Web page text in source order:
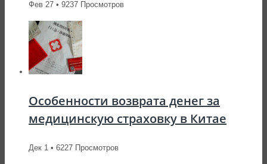
Фев 27 • 9237 Просмотров
Особенности возврата денег за
медицинскую страховку в Китае
Дек 1 • 6227 Просмотров